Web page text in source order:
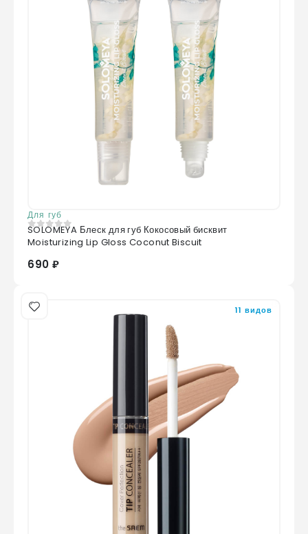
Для губ
0из 5
SOLOMEYA Блеск для губ Кокосовый бисквит
Moisturizing Lip Gloss Coconut Biscuit
690 ₽
11 видов